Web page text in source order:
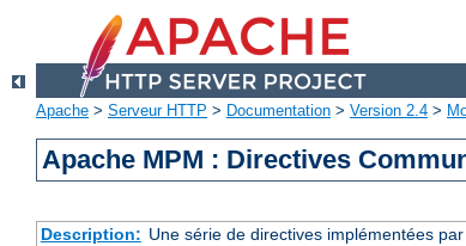
Apache > Serveur HTTP > Documentation > Version 2.4 >
Apache MPM : Directives
Description: Une série de directives implémentées